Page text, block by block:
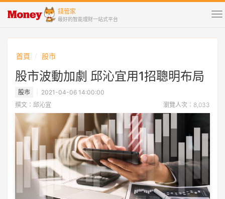
錢管家
最好的智能理財一站式平台
首頁 股市
股市波動加劇 邱沁宜用1招聰明布局
股市
2021-04-06 14:00:00
撰文：邱沁宜
瀏覽人次：8,033